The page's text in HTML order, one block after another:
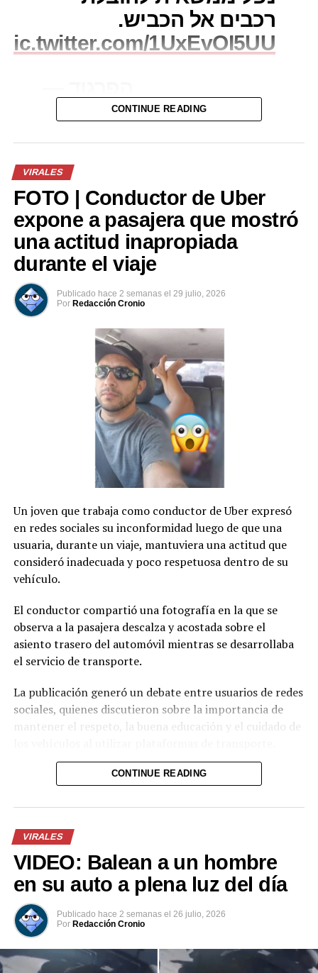
רכבים אל הכביש.
pic.twitter.com/1UxEvOI5UU
(@moshepargod)
Comparte esto:
Facebook
Me gusta esto:
CONTINUE READING
VIRALES
FOTO | Conductor de Uber
expone a pasajera que mostró
una actitud inapropiada
durante el viaje
Publicado hace 2 semanas el 29 julio, 2026
Por Redacción Cronio
Un joven que trabaja como conductor de Uber expresó
en redes sociales su inconformidad luego de que una
usuaria, durante un viaje, mantuviera una actitud que
consideró inadecuada y poco respetuosa dentro de su
vehículo.
El conductor compartió una fotografía en la que se
observa a la pasajera descalza y acostada sobre el
asiento trasero del automóvil mientras se desarrollaba
el servicio de transporte.
La publicación generó un debate entre usuarios de redes
sociales, quienes discutieron sobre la importancia de
mantener el respeto, la buena educación y el cuidado de
El afectado explicó que decidió hacer pública la imagen
representó una falta de respeto hacia él como
conductor y hacia los futuros usuarios del servicio.
CONTINUE READING
VIRALES
VIDEO: Balean a un hombre
en su auto a plena luz del día
Publicado hace 2 semanas el 26 julio, 2026
Por Redacción Cronio